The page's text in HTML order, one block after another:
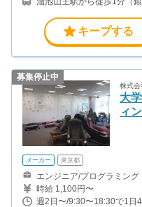
キープする
募集停止中
株式
大
ィ
メーカー 東京都
エンジニア/プログラミング
時給 1,100円〜
週2日〜/9:30〜18:30で1日